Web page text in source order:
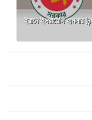
ইরানে ইসরায়েলি হামলার